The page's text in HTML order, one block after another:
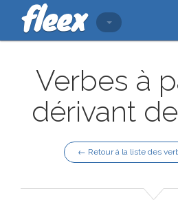
Verbes à
dérivant
← Retour à la liste des